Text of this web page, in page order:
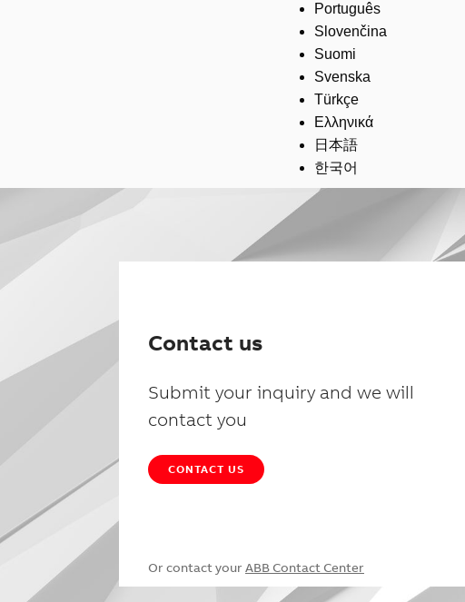
Português
Slovenčina
Suomi
Svenska
Türkçe
Ελληνικά
日本語
한국어
Contact us
Submit your inquiry and we will
contact you
CONTACT US
Or contact your ABB Contact Center